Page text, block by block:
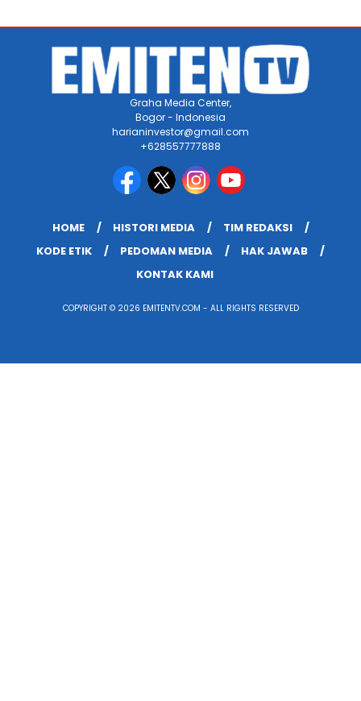
Graha Media Center,
Bogor - Indonesia
harianinvestor@gmail.com
+628557777888
HOME HISTORI MEDIA
TIM REDAKSI
KODE ETIK
PEDOMAN MEDIA
HAK JAWAB
KONTAK KAMI
COPYRIGHT © 2026 EMITENTV.COM - ALL RIGHTS RESERVED